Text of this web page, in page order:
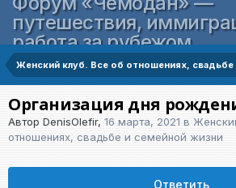
путешествия,
работа за рубежом
Организация дня
Автор DenisOlefir, 16 марта, 2021 в
отношениях, свадьбе и семейной жизни
Ответить